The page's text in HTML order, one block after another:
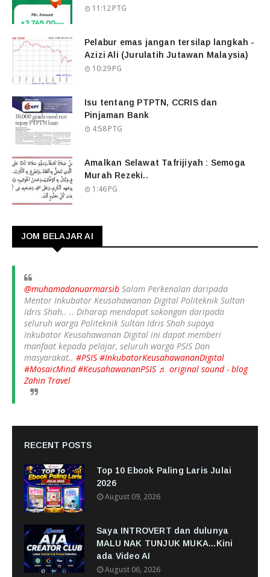
11:12 PTG
Pelabur emas jangan tersilap langkah -
Azizi Ali (Jurulatih Jutawan Malaysia)
10:29 PG
Isu tentang PTPTN, CCRIS dan
Pinjaman Bank
4:58 PTG
Amalkan Selawat Tafrijiyah : Semoga
Murah Rezeki..
1:46 PG
JOM BELAJAR AI
@muhamadanuarmarsib Salam Perkenalan daripada
Mentor Inkubator Keusahawanan Digital Politeknik Sultan
Idris Shah.. .. Diharap mendapat sokongan daripada
seluruh warga Politeknik Sultan Idris Shah supaya
Inkubator Keusahawanan Digital ini dapat memberi
manfaat kepada pelajar, seluruh warga PSIS Dan
masyarakat.. #PSIS #InkubatorKeusahawananDigital
#MosaicMind #KeusahawananPSIS ♬ original sound - blog
Zahin Travel
RECENT POSTS
Top 10 Ebook Paling Laris Julai
2026
August 09, 2026
Saya INTROVERT dan dulunya
MALU NAK TUNJUK MUKA...Kini
ada Video AI
August 06, 2026